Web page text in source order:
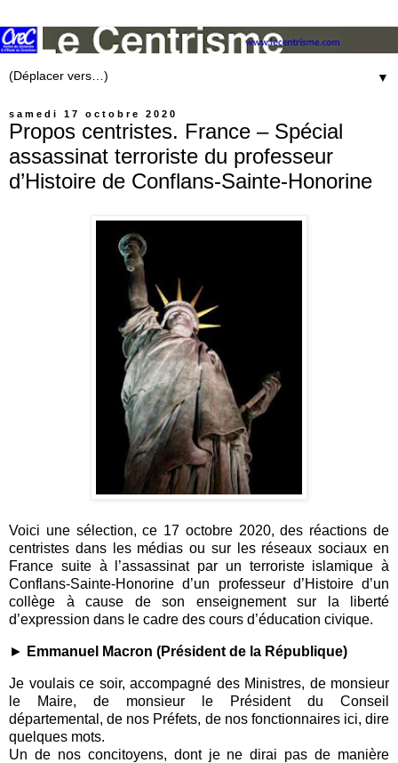
▼
samedi 17 octobre 2020
Propos centristes. France – Spécial
assassinat terroriste du professeur
d’Histoire de Conflans-Sainte-Honorine
Voici une sélection, ce 17 octobre 2020, des réactions de
centristes dans les médias ou sur les réseaux sociaux en
France suite à l’assassinat par un terroriste islamique à
Conflans-Sainte-Honorine d’un professeur d’Histoire d’un
collège à cause de son enseignement sur la liberté
d’expression dans le cadre des cours d’éducation civique.
► Emmanuel Macron (Président de la République)
Je voulais ce soir, accompagné des Ministres, de monsieur
le Maire, de monsieur le Président du Conseil
départemental, de nos Préfets, de nos fonctionnaires ici, dire
quelques mots.
Un de nos concitoyens, dont je ne dirai pas de manière